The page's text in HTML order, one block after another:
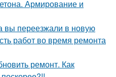
Армирование и
вы переезжали в новую
работ во время ремонта
ремонт. Как